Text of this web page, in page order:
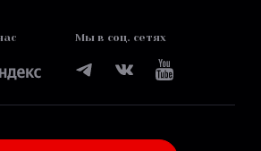
Мы в соц. сетях